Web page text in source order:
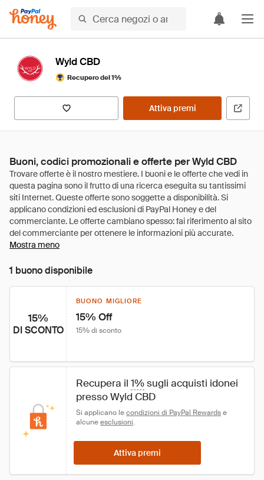
Wyld CBD
Recupero del 1%
Attiva premi
Buoni, codici promozionali e offerte per Wyld CBD
Mostra meno
1 buono disponibile
15%
DI SCONTO
BUONO MIGLIORE
15% Off
15% di sconto
Recupera il 1% sugli acquisti idonei
presso Wyld CBD
Si applicano le condizioni di PayPal Rewards e
alcune esclusioni.
Attiva premi